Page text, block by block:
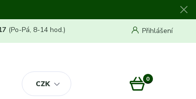
CZK
Přihlášení
(Po-Pá, 8-14 hod.)
0